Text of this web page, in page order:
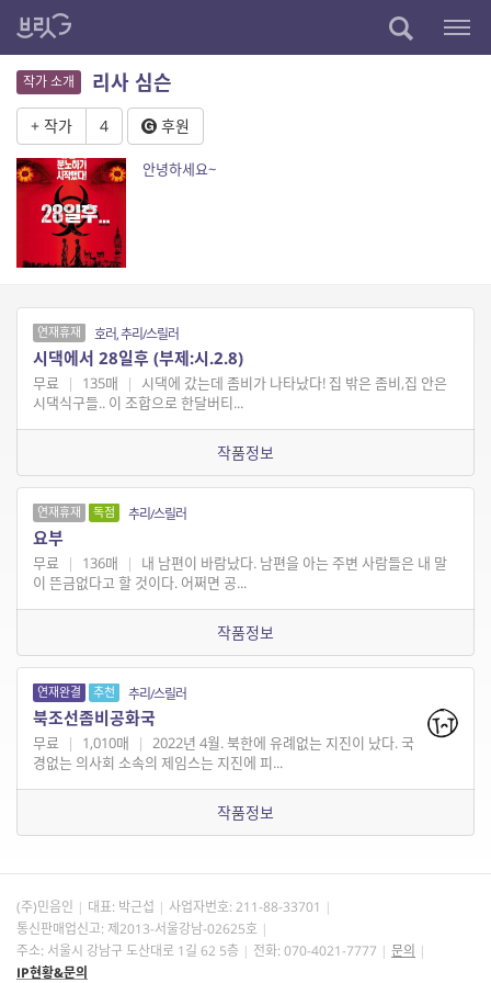
작가 소개 리사 심슨
+ 작가 4 후원
안녕하세요~
연재휴재 호러, 추리/스릴러
시댁에서 28일후 (부제:시.2.8)
무료 | 135매 |
시댁에 갔는데 좀비가 나타났다! 집 밖은 좀비,집 안은
시댁식구들.. 이 조합으로 한달버티...
작품정보
연재휴재 독점 추리/스릴러
요부
무료 | 136매 |
내 남편이 바람났다. 남편을 아는 주변 사람들은 내 말
이 뜬금없다고 할 것이다. 어쩌면 공...
작품정보
연재완결 추천 추리/스릴러
북조선좀비공화국
무료 | 1,010매 | 2022년 4월. 북한에 유례없는 지진이 났다. 국
경없는 의사회 소속의 제임스는 지진에 피...
작품정보
(주)민음인 대표: 박근섭 사업자번호: 211-88-33701
통신판매업신고: 제2013-서울강남-02625호
주소: 서울시 강남구 도산대로 1길 62 5층
전화: 070-4021-7777
문의
IP현황&문의